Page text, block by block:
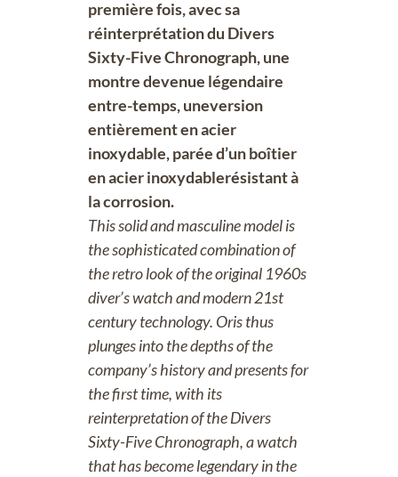
première fois, avec sa
réinterprétation du Divers
Sixty-Five Chronograph, une
montre devenue légendaire
entre-temps, uneversion
entièrement en acier
inoxydable, parée d’un boîtier
en acier inoxydablerésistant à
la corrosion.
This solid and masculine model is
the sophisticated combination of
the retro look of the original 1960s
diver’s watch and modern 21st
century technology. Oris thus
plunges into the depths of the
company’s history and presents for
the first time, with its
reinterpretation of the Divers
Sixty-Five Chronograph, a watch
that has become legendary in the